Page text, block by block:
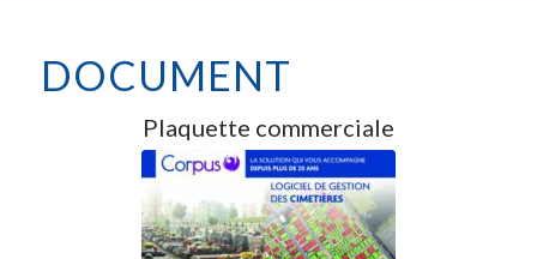
DOCUMENT
Plaquette commerciale